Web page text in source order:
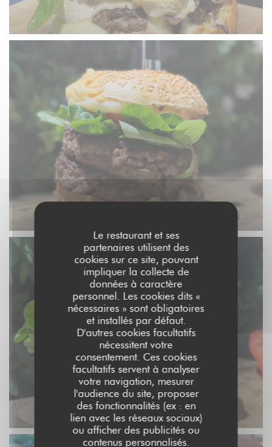
Le restaurant et ses
partenaires utilisent des
cookies sur ce site, pouvant
impliquer la collecte de
données à caractère
personnel. Les cookies dits «
nécessaires » sont obligatoires
et installés par défaut.
D'autres cookies facultatifs
nécessitent votre
consentement. Ces cookies
facultatifs servent à analyser
votre navigation, mesurer
l'audience du site, proposer
des fonctionnalités (ex : en
lien avec les réseaux sociaux)
ou afficher des publicités ou
contenus personnalisés.